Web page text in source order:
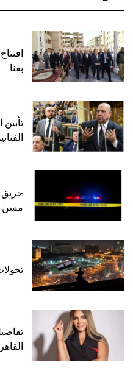
بقنا
حريق
مسن
تحولات